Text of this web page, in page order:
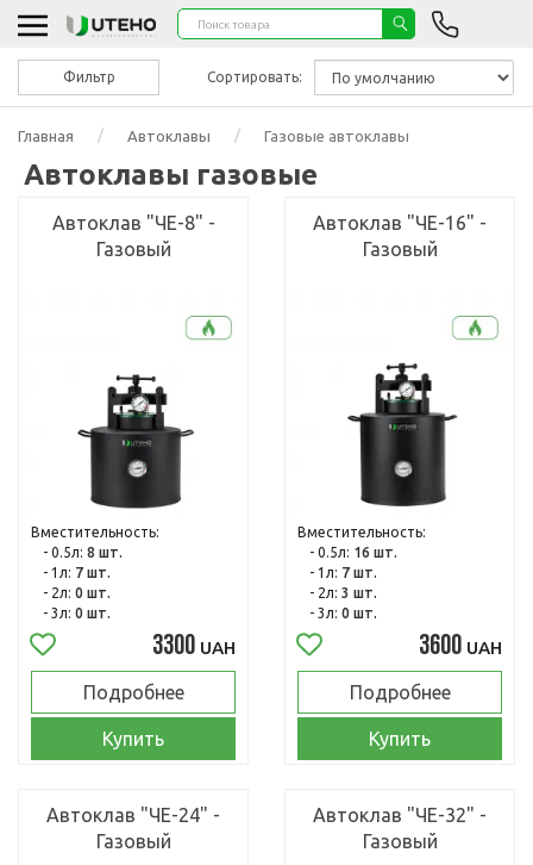
Главная Автоклавы Газовые автоклавы
Автоклавы газовые
Фильтр Сортировать:
Автоклав "ЧЕ-8" -
Газовый
Вместительность:
- 0.5л: 8 шт.
- 1л: 7 шт.
- 2л: 0 шт.
- 3л: 0 шт.
3300 UAH
Подробнее
Купить
Автоклав "ЧЕ-16" -
Газовый
Вместительность:
- 0.5л: 16 шт.
- 1л: 7 шт.
- 2л: 3 шт.
- 3л: 0 шт.
3600 UAH
Подробнее
Купить
Автоклав "ЧЕ-24" -
Газовый
Автоклав "ЧЕ-32" -
Газовый